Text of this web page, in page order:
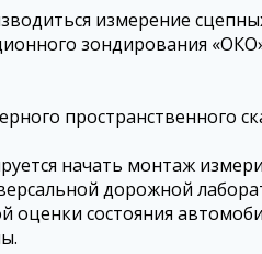
измерение
зондирования
пространственного
начать монтаж
дорожной
оценки состояния